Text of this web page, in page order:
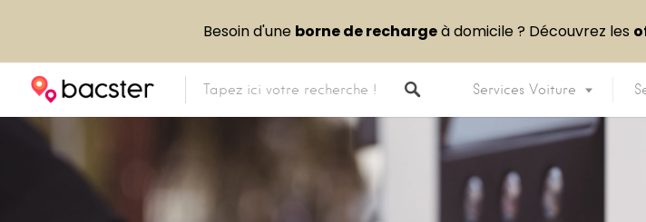
Services Voiture
Besoin d'une borne de rechargeà domicile ? Découvrez les